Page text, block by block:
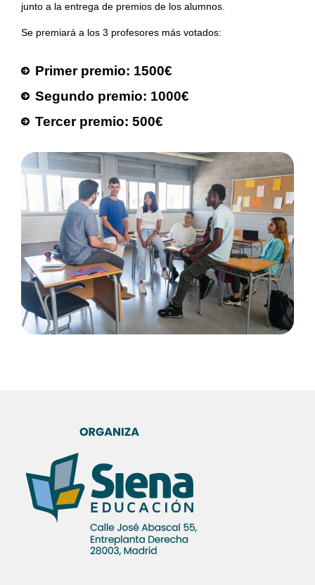
junto a la entrega de premios de los alumnos.
Se premiará a los 3 profesores más votados:
Primer premio: 1500€
Segundo premio: 1000€
Tercer premio: 500€